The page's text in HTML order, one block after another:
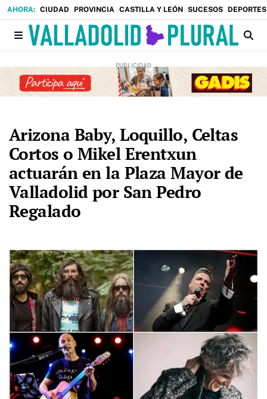
CIUDAD PROVINCIA CASTILLA Y LEÓN SUCESOS DEPORTES
Arizona Baby, Loquillo, Celtas
Cortos o Mikel Erentxun
actuarán en la Plaza Mayor de
Valladolid por San Pedro
Regalado